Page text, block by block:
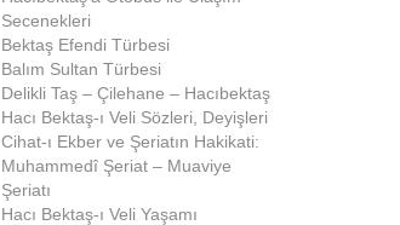
Secenekleri
Bektaş Efendi Türbesi
Balım Sultan Türbesi
Delikli Taş – Çilehane – Hacıbektaş
Hacı Bektaş-ı Veli Sözleri, Deyişleri
Cihat-ı Ekber ve Şeriatın Hakikati:
Muhammedî Şeriat – Muaviye
Şeriatı
Hacı Bektaş-ı Veli Yaşamı